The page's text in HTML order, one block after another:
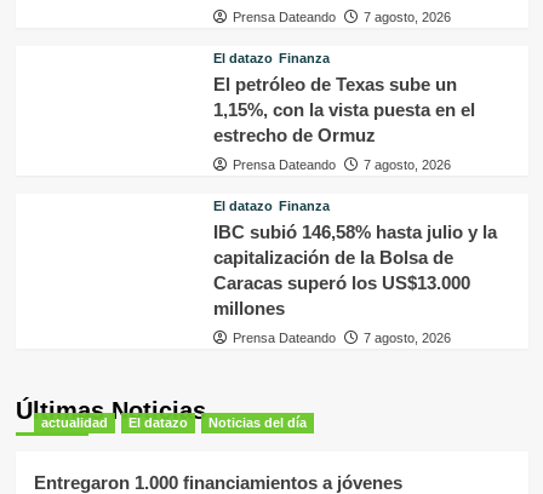
Prensa Dateando 7 agosto, 2026
El datazo Finanza
El petróleo de Texas sube un
1,15%, con la vista puesta en el
estrecho de Ormuz
Prensa Dateando 7 agosto, 2026
El datazo Finanza
IBC subió 146,58% hasta julio y la
capitalización de la Bolsa de
Caracas superó los US$13.000
millones
Prensa Dateando 7 agosto, 2026
Últimas Noticias
actualidad El datazo Noticias del día
Entregaron 1.000 financiamientos a jóvenes